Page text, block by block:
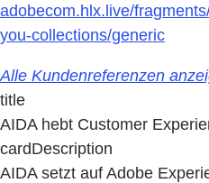
adobecom.hlx.live/
you-collections/generic
Alle Kundenreferenzen
title
AIDA hebt Customer
cardDescription
AIDA setzt auf Adobe